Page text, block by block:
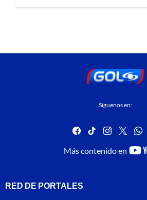
Síguenos en:
facebook
tiktok
Más contenido en
RED DE PORTALES